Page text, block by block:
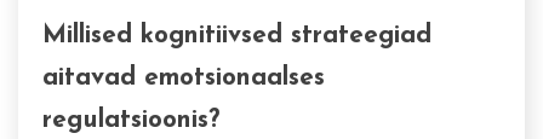
Millised kognitiivsed strateegiad
aitavad emotsionaalses
regulatsioonis?